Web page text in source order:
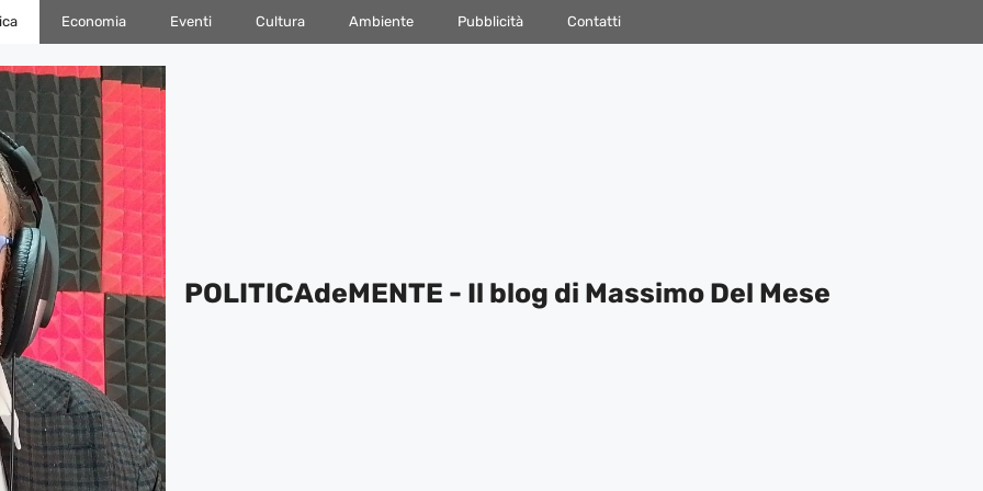
Economia Eventi Cultura Ambiente Pubblicità Contatti
POLITICAdeMENTE - Il blog di Massimo Del Mese